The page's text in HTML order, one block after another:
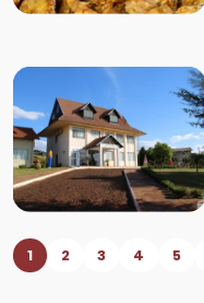
1 2 3 4 5